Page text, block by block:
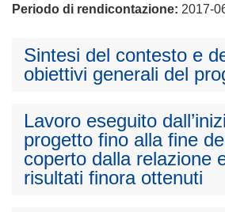
Periodo di rendicontazione: 2017-
Sintesi del contesto e
obiettivi generali del
Lavoro eseguito
progetto fino alla fine
coperto dalla relazione
risultati finora ottenuti